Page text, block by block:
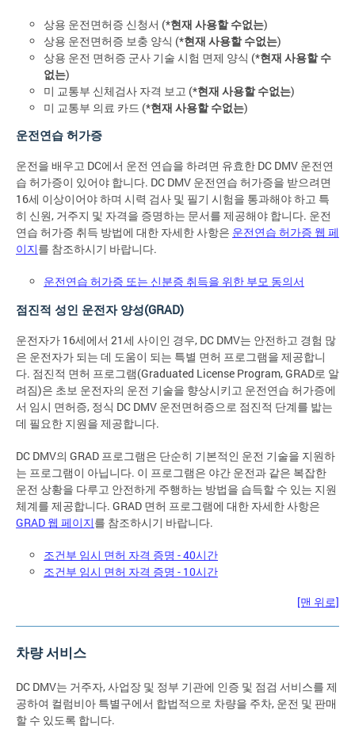
상용 운전면허증 신청서 (*현재 사용할 수없는)
상용 운전면허증 보충 양식 (*현재 사용할 수없는)
상용 운전 면허증 군사 기술 시험 면제 양식 (*현재 사용할 수
없는)
미 교통부 신체검사 자격 보고 (*현재 사용할 수없는)
미 교통부 의료 카드 (*현재 사용할 수없는)
운전연습 허가증
운전을 배우고 DC에서 운전 연습을 하려면 유효한 DC DMV 운전연
습 허가증이 있어야 합니다. DC DMV 운전연습 허가증을 받으려면
16세 이상이어야 하며 시력 검사 및 필기 시험을 통과해야 하고 특
히 신원, 거주지 및 자격을 증명하는 문서를 제공해야 합니다. 운전
연습 허가증 취득 방법에 대한 자세한 사항은 운전연습 허가증 웹 페
이지를 참조하시기 바랍니다.
운전연습 허가증 또는 신분증 취득을 위한 부모 동의서
점진적 성인 운전자 양성(GRAD)
운전자가 16세에서 21세 사이인 경우, DC DMV는 안전하고 경험 많
은 운전자가 되는 데 도움이 되는 특별 면허 프로그램을 제공합니
다. 점진적 면허 프로그램(Graduated License Program, GRAD로 알
려짐)은 초보 운전자의 운전 기술을 향상시키고 운전연습 허가증에
서 임시 면허증, 정식 DC DMV 운전면허증으로 점진적 단계를 밟는
데 필요한 지원을 제공합니다.
DC DMV의 GRAD 프로그램은 단순히 기본적인 운전 기술을 지원하
는 프로그램이 아닙니다. 이 프로그램은 야간 운전과 같은 복잡한
운전 상황을 다루고 안전하게 주행하는 방법을 습득할 수 있는 지원
체계를 제공합니다. GRAD 면허 프로그램에 대한 자세한 사항은
GRAD 웹 페이지를 참조하시기 바랍니다.
조건부 임시 면허 자격 증명 - 40시간
조건부 임시 면허 자격 증명 - 10시간
[맨 위로]
차량 서비스
DC DMV는 거주자, 사업장 및 정부 기관에 인증 및 점검 서비스를 제
공하여 컬럼비아 특별구에서 합법적으로 차량을 주차, 운전 및 판매
할 수 있도록 합니다.